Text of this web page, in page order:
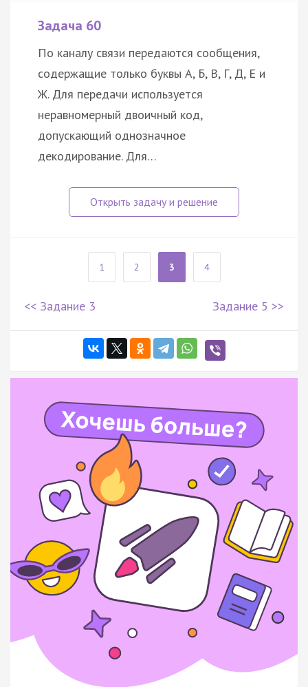
Задача 60
По каналу связи передаются сообщения,
содержащие только буквы А, Б, В, Г, Д, Е и
Ж. Для передачи используется
неравномерный двоичный код,
допускающий однозначное
декодирование. Для…
1 2 3 4
<< Задание 3 Задание 5 >>